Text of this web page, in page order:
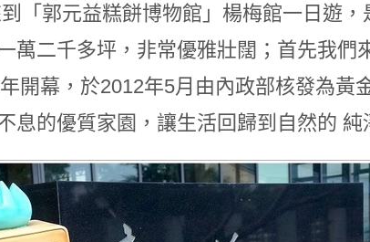
「郭元益糕餅博物館」楊梅館一日遊，
萬二千多坪，非常優雅壯闊；首先我們
開幕，於2012年5月由內政部核發為黃
息的優質家園，讓生活回歸到自然的 純